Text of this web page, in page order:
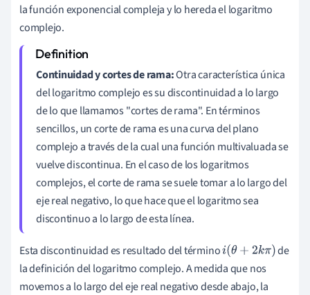
la función exponencial compleja y lo hereda el logaritmo
complejo.
Continuidad y cortes de rama:Otra característica única
del logaritmo complejo es su discontinuidad a lo largo
de lo que llamamos "cortes de rama". En términos
sencillos, un corte de rama es una curva del plano
complejo a través de la cual una función multivaluada se
vuelve discontinua. En el caso de los logaritmos
complejos, el corte de rama se suele tomar a lo largo del
eje real negativo, lo que hace que el logaritmo sea
discontinuo a lo largo de esta línea.
Esta discontinuidad es resultado del términoi(θ+2k π)
de
la definición del logaritmo complejo. A medida que nos
movemos a lo largo del eje real negativo desde abajo, la